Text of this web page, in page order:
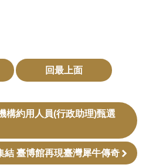
回最上面
構約用人員(行政助理)甄選
結 臺博館再現臺灣犀牛傳奇